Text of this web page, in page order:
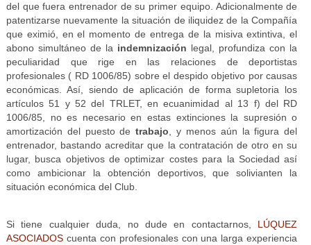
del que fuera entrenador de su primer equipo. Adicionalmente de
patentizarse nuevamente la situación de iliquidez de la Compañía
que eximió, en el momento de entrega de la misiva extintiva, el
abono simultáneo de la indemnización legal, profundiza con la
peculiaridad que rige en las relaciones de deportistas
profesionales ( RD 1006/85) sobre el despido objetivo por causas
económicas. Así, siendo de aplicación de forma supletoria los
artículos 51 y 52 del TRLET, en ecuanimidad al 13 f) del RD
1006/85, no es necesario en estas extinciones la supresión o
amortización del puesto detrabajo, y menos aún la figura del
entrenador, bastando acreditar que la contratación de otro en su
lugar, busca objetivos de optimizar costes para la Sociedad así
como ambicionar la obtención deportivos, que solivianten la
situación económica del Club.
Si tiene cualquier duda, no dude en contactarnos, LÚQUEZ
ASOCIADOScuenta con profesionales con una larga experiencia